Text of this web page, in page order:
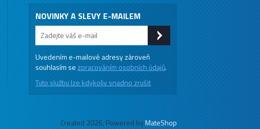
NOVINKY A SLEVY E-MAILEM
Uvedením e-mailové adresy zároveň
souhlasím se zpracováním osobních údajů.
Tuto službu lze kdykoliv snadno zrušit
Created 2026, Powered byMateShop